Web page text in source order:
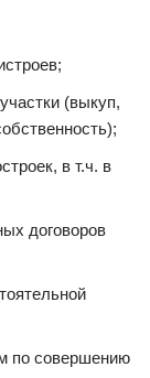
(выкуп,
в т.ч. в
договоров
по совершению